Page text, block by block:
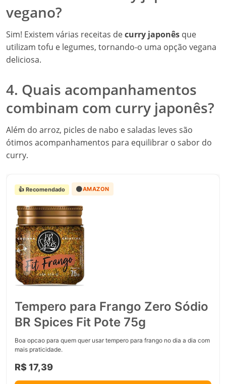
vegano?
Sim! Existem várias receitas decurry japonês que
utilizam tofu e legumes, tornando-o uma opção vegana
deliciosa.
4. Quais acompanhamentos
combinam com curry japonês?
Além do arroz, picles de nabo e saladas leves são
ótimos acompanhamentos para equilibrar o sabor do
curry.
👍 Recomendado 🟠AMAZON
Tempero para Frango Zero Sódio
BR Spices Fit Pote 75g
Boa opcao para quem quer usar tempero para frango no dia a dia com
mais praticidade.
R$ 17,39